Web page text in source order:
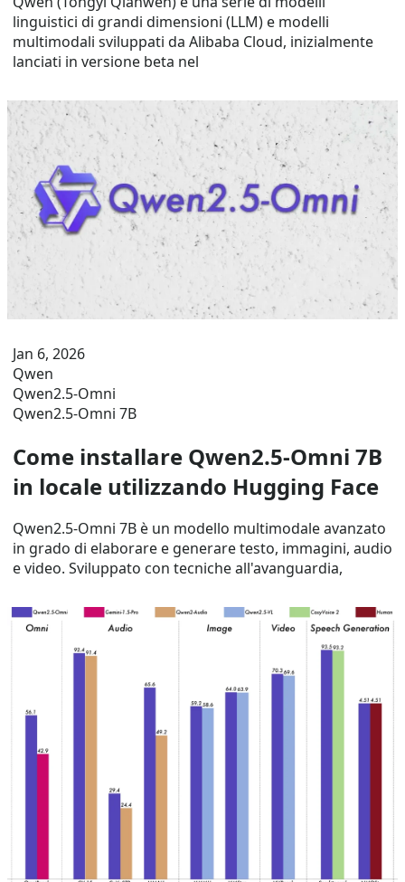
linguistici di grandi dimensioni (LLM) e modelli
multimodali sviluppati da Alibaba Cloud, inizialmente
lanciati in versione beta nel
Jan 6, 2026
Qwen
Qwen2.5-Omni
Qwen2.5-Omni 7B
Come installare Qwen2.5-Omni 7B
in locale utilizzando Hugging Face
Qwen2.5-Omni 7B è un modello multimodale avanzato
in grado di elaborare e generare testo, immagini, audio
e video. Sviluppato con tecniche all'avanguardia,